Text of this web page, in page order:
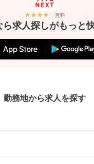
無料
ら求人探しがもっと
勤務地から求人を探す